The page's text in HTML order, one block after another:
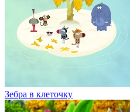
Зебра в клеточку